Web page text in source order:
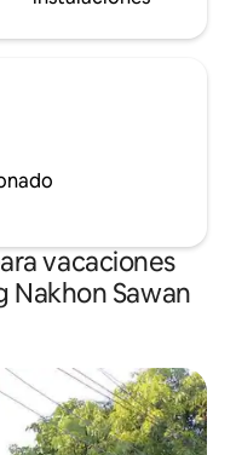
vacaciones
Nakhon Sawan